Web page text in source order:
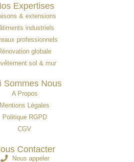
Expertises
& extensions
industriels
professionnels
globale
sol & mur
Sommes Nous
A Propos
Mentions Légales
Politique RGPD
CGV
Contacter
Nous appeler